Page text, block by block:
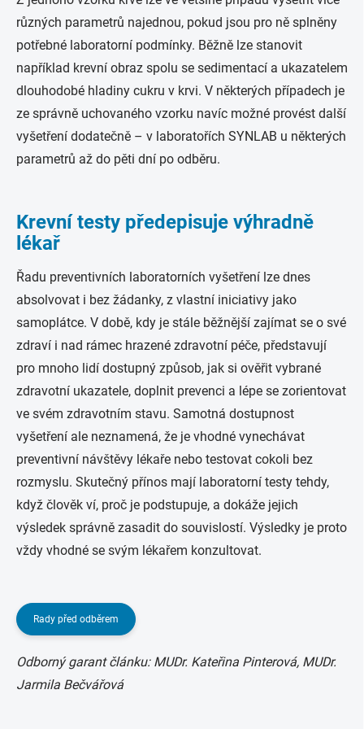
různých parametrů najednou, pokud jsou pro ně splněny
potřebné laboratorní podmínky. Běžně lze stanovit
například krevní obraz spolu se sedimentací a ukazatelem
dlouhodobé hladiny cukru v krvi. V některých případech je
ze správně uchovaného vzorku navíc možné provést další
vyšetření dodatečně – v laboratořích SYNLAB u některých
parametrů až do pěti dní po odběru.
Krevní testy předepisuje výhradně
lékař
Řadu preventivních laboratorních vyšetření lze dnes
absolvovat i bez žádanky, z vlastní iniciativy jako
samoplátce. V době, kdy je stále běžnější zajímat se o své
zdraví i nad rámec hrazené zdravotní péče, představují
pro mnoho lidí dostupný způsob, jak si ověřit vybrané
zdravotní ukazatele, doplnit prevenci a lépe se zorientovat
ve svém zdravotním stavu. Samotná dostupnost
vyšetření ale neznamená, že je vhodné vynechávat
preventivní návštěvy lékaře nebo testovat cokoli bez
rozmyslu. Skutečný přínos mají laboratorní testy tehdy,
když člověk ví, proč je podstupuje, a dokáže jejich
výsledek správně zasadit do souvislostí. Výsledky je proto
vždy vhodné se svým lékařem konzultovat.
Rady před odběrem
Odborný garant článku: MUDr. Kateřina Pinterová, MUDr.
Jarmila Bečvářová